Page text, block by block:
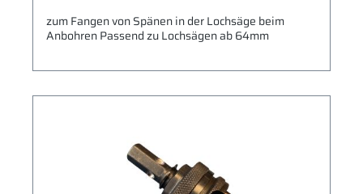
zum Fangen von Spänen in der Lochsäge beim
Anbohren Passend zu Lochsägen ab 64mm